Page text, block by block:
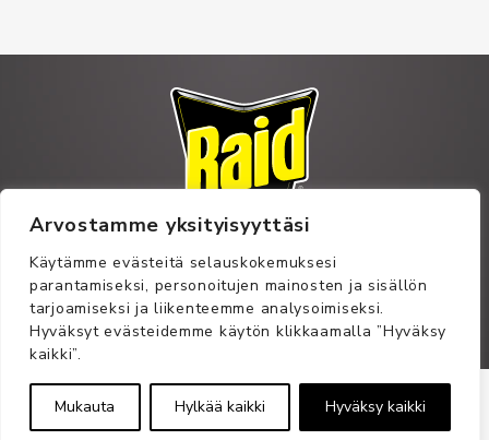
Arvostamme yksityisyyttäsi
Käytämme evästeitä selauskokemuksesi
parantamiseksi, personoitujen mainosten ja sisällön
tarjoamiseksi ja liikenteemme analysoimiseksi.
Hyväksyt evästeidemme käytön klikkaamalla ”Hyväksy
kaikki”.
Mukauta Hylkää kaikki Hyväksy kaikki
© Raid, SC Johnson
Transmeri 2019